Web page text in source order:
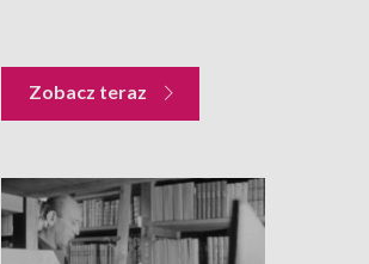
Zobacz teraz